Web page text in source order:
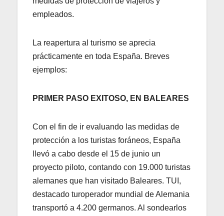
empleados.
La reapertura al turismo se aprecia
prácticamente en toda España. Breves
ejemplos:
PRIMER PASO EXITOSO, EN BALEARES
Con el fin de ir evaluando las medidas de
protección a los turistas foráneos, España
llevó a cabo desde el 15 de junio un
proyecto piloto, contando con 19.000 turistas
alemanes que han visitado Baleares. TUI,
destacado turoperador mundial de Alemania
transportó a 4.200 germanos. Al sondearlos